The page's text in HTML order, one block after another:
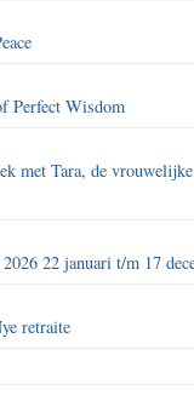
Perfect Wisdom
met Tara, de
22 januari t/m 17
retraite